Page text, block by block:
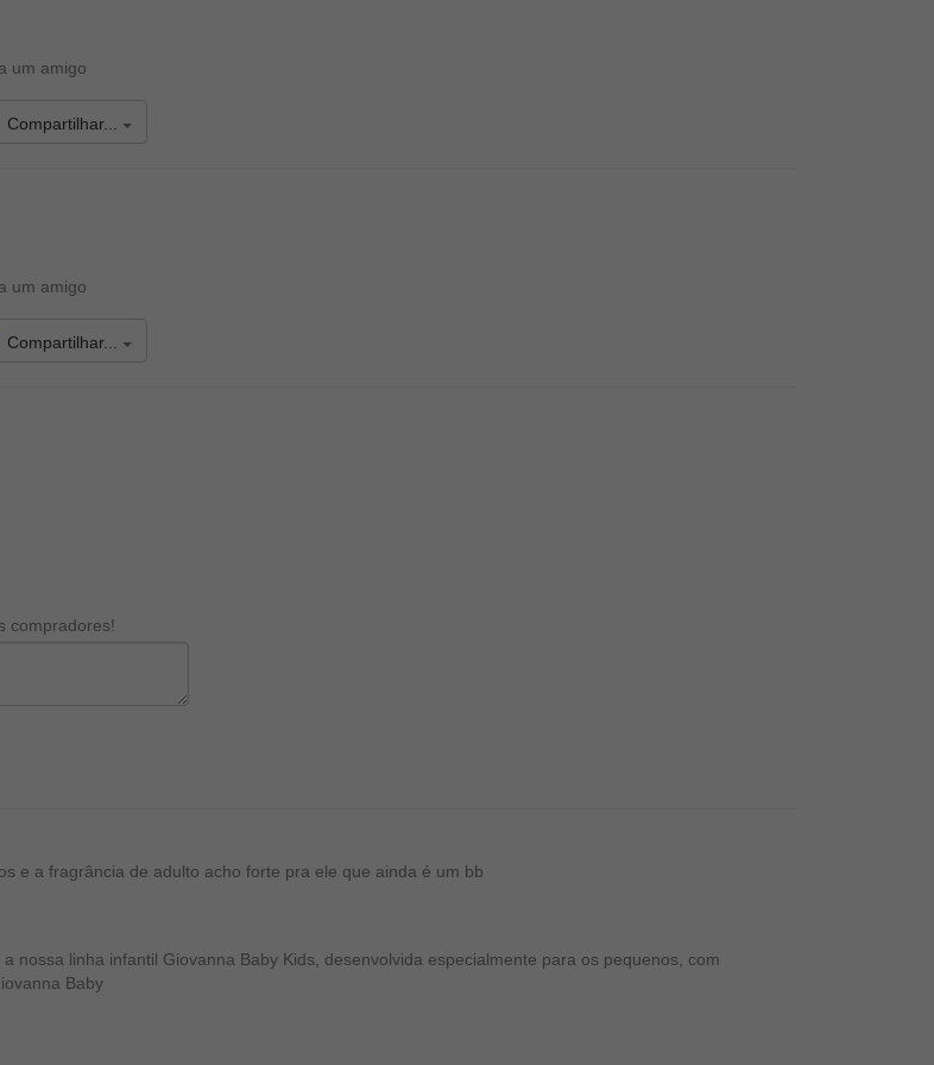
um amigo
Compartilhar...
um amigo
Compartilhar...
compradores!
e a fragrância de adulto acho forte pra ele que ainda é um bb
nossa linha infantil Giovanna Baby Kids, desenvolvida especialmente para os pequenos, com
Baby